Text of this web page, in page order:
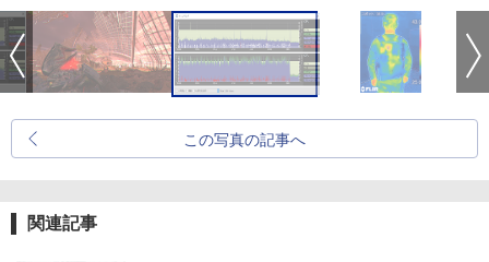
この写真の記事へ
関連記事